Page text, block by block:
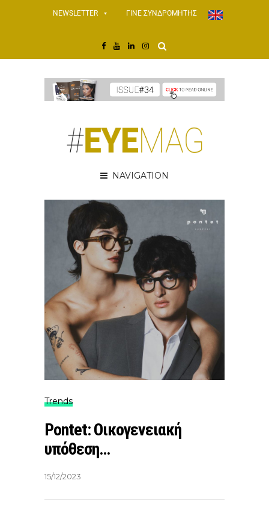
NEWSLETTER ΓΙΝΕ ΣΥΝΔΡΟΜΗΤΗΣ
NAVIGATION
Trends
Pontet: Οικογενειακή
υπόθεση…
15/12/2023